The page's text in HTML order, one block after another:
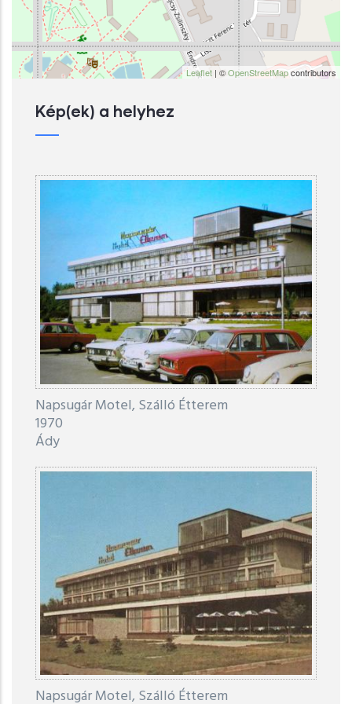
Leaflet | ©OpenStreetMapcontributors
Kép(ek) a helyhez
Napsugár Motel, Szálló Étterem
1970
Ády
Napsugár Motel, Szálló Étterem